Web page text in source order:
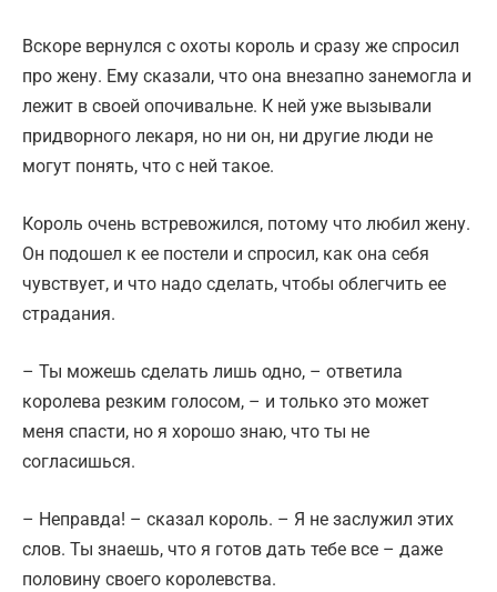
Вскоре вернулся с охоты король и сразу же спросил
про жену. Ему сказали, что она внезапно занемогла и
лежит в своей опочивальне. К ней уже вызывали
придворного лекаря, но ни он, ни другие люди не
могут понять, что с ней такое.
Король очень встревожился, потому что любил жену.
Он подошел к ее постели и спросил, как она себя
чувствует, и что надо сделать, чтобы облегчить ее
страдания.
– Ты можешь сделать лишь одно, – ответила
королева резким голосом, – и только это может
меня спасти, но я хорошо знаю, что ты не
согласишься.
– Неправда! – сказал король. – Я не заслужил этих
слов. Ты знаешь, что я готов дать тебе все – даже
половину своего королевства.